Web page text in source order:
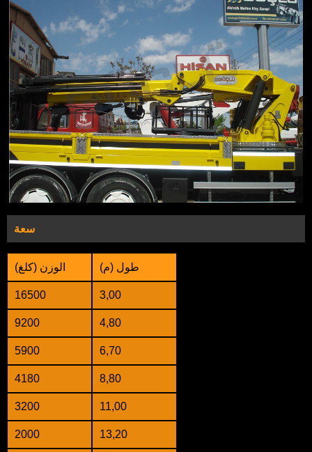
سعة
الوزن (كلغ) طول (م)
16500 3,00
9200 4,80
5900 6,70
4180 8,80
3200 11,00
2000 13,20